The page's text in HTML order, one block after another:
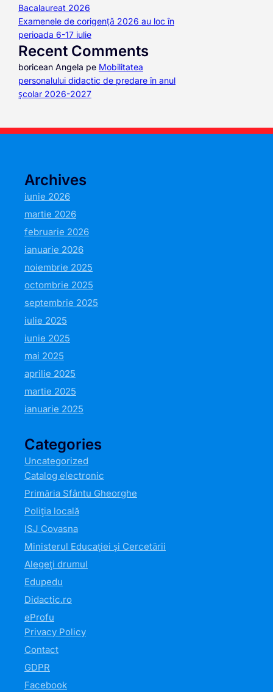
Bacalaureat 2026
Examenele de corigență 2026 au loc în
perioada 6-17 iulie
Recent Comments
boricean Angela pe Mobilitatea
personalului didactic de predare în anul
școlar 2026-2027
Archives
iunie 2026
martie 2026
februarie 2026
ianuarie 2026
noiembrie 2025
octombrie 2025
septembrie 2025
iulie 2025
iunie 2025
mai 2025
aprilie 2025
martie 2025
ianuarie 2025
Categories
Uncategorized
Catalog electronic
Primăria Sfântu Gheorghe
Poliția locală
ISJ Covasna
Ministerul Educației și Cercetării
Alegeți drumul
Edupedu
Didactic.ro
eProfu
Privacy Policy
Contact
GDPR
Facebook